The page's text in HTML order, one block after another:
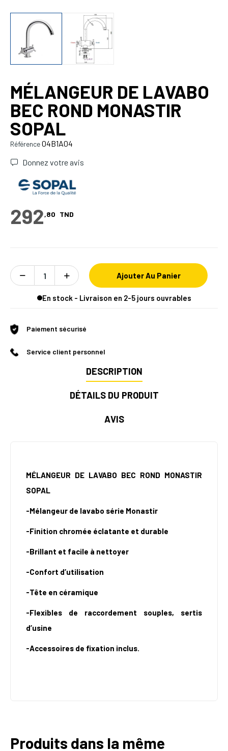
MÉLANGEUR DE LAVABO
BEC ROND MONASTIR
SOPAL
Référence04B1A04
Donnez votre avis
292,80 TND
Ajouter Au Panier
En stock - Livraison en 2-5 jours ouvrables
Paiement sécurisé
Service client personnel
DESCRIPTION
DÉTAILS DU PRODUIT
AVIS
MÉLANGEUR DE LAVABO BEC ROND MONASTIR
SOPAL
-Mélangeur de lavabo série Monastir
-Finition chromée éclatante et durable
-Brillant et facile à nettoyer
-Confort d’utilisation
-Tête en céramique
-Flexibles de raccordement souples, sertis
d’usine
-Accessoires de fixation inclus.
Produits dans la même